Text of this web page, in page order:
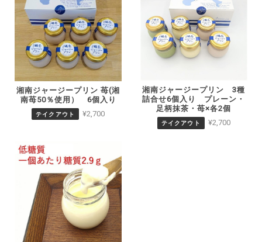
湘南ジャージープリン 苺(湘
南苺50％使用） 6個入り
テイクアウト ¥2,700
湘南ジャージープリン 3種
詰合せ6個入り プレーン・
足柄抹茶・苺×各2個
テイクアウト ¥2,700